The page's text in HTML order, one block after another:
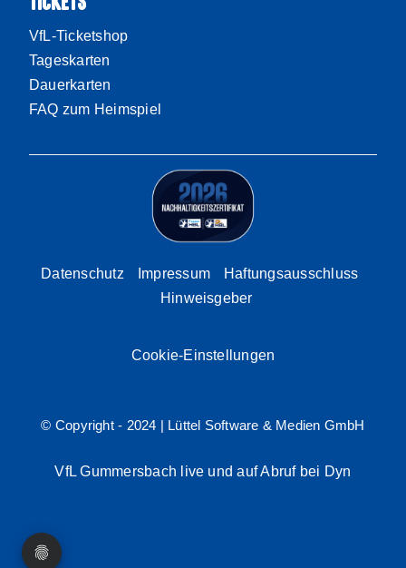
VfL-Ticketshop
Tageskarten
Dauerkarten
FAQ zum Heimspiel
Datenschutz Impressum
Haftungsausschluss
Hinweisgeber
Cookie-Einstellungen
© Copyright - 2024 | Lüttel Software & Medien GmbH
VfL Gummersbach live und auf Abruf bei Dyn